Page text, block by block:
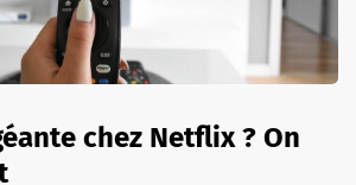
chez Netflix ? On